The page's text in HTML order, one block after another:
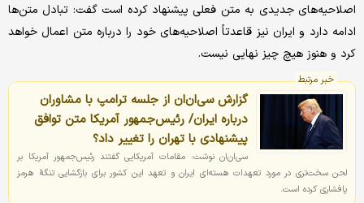
اصلاحیه‌های جدیدی به متن فعلی پیشنهاد کرده است گفت: تبادل متن‌ها
ادامه دارد و ایران نیز قاعدتاً اصلاحیه‌های خود را درباره متن اعمال خواهد
کرد و هنوز هیچ چیز نهایی نیست.
خبر مرتبط
گزارش سی‌ان‌ان از جلسه ترامپ با مشاوران
درباره ایران/ رئیس‌جمهور آمریکا متن توافق
پیشنهادی با تهران را تغییر داد؟
سی‌ان‌ان نوشت: مقامات آمریکایی گفتند رئیس‌جمهور آمریکا بر
لحن سخت‌تری در مورد تعهدات هسته‌ای ایران و تعهد این کشور برای بازگشایی تنگهٔ هرمز
پافشاری کرده است.